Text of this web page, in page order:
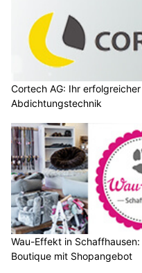
Cortech AG: Ihr
Abdichtungstechnik
Wau-Effekt in
Boutique mit Shopangebot